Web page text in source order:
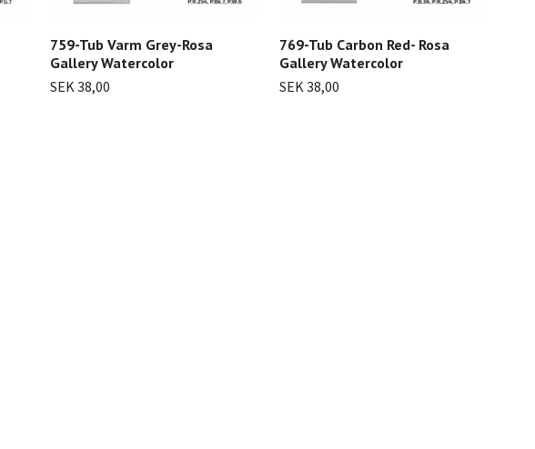
759-Tub Varm Grey-Rosa
Gallery Watercolor
SEK 38,00
769-Tub Carbon Red- Rosa
Gallery Watercolor
SEK 38,00